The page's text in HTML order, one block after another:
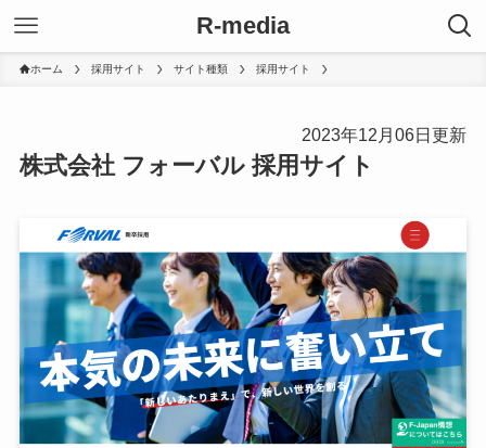
R-media
ホーム 採用サイト サイト種類 採用サイト
2023年12月06日更新
株式会社 フォーバル 採用サイト